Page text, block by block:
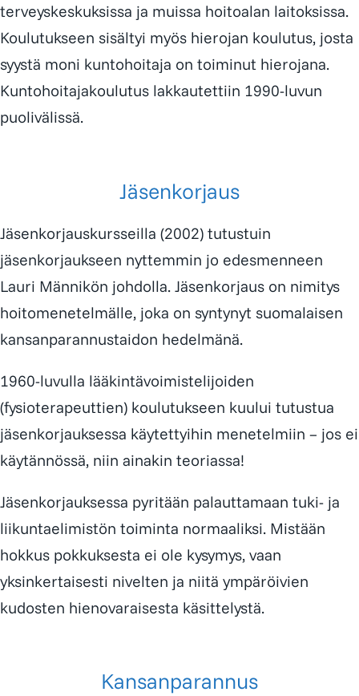
terveyskeskuksissa ja muissa hoitoalan laitoksissa.
Koulutukseen sisältyi myös hierojan koulutus, josta
syystä moni kuntohoitaja on toiminut hierojana.
Kuntohoitajakoulutus lakkautettiin 1990-luvun
puolivälissä.
Jäsenkorjaus
Jäsenkorjauskursseilla (2002) tutustuin
jäsenkorjaukseen nyttemmin jo edesmenneen
Lauri Männikön johdolla. Jäsenkorjaus on nimitys
hoito­menetelmälle, joka on syntynyt suomalaisen
kansanparannustaidon hedelmänä.
1960-luvulla lääkintävoimistelijoiden
(fysioterapeuttien) koulutukseen kuului tutustua
jäsenkorjauksessa käytettyihin menetelmiin – jos ei
käytännössä, niin ainakin teoriassa!
Jäsenkorjauksessa pyritään palauttamaan tuki- ja
liikuntaelimistön toiminta normaaliksi. Mistään
hokkus pokkuksesta ei ole kysymys, vaan
yksinkertaisesti nivelten ja niitä ympäröivien
kudosten hienovaraisesta käsittelystä.
Kansanparannus